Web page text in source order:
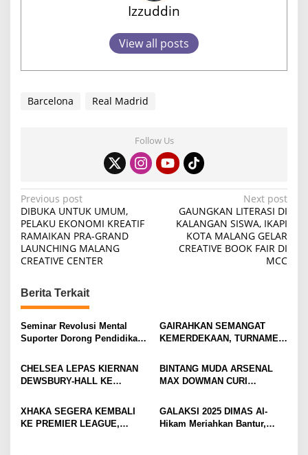
Izzuddin
View all posts
Barcelona Real Madrid
Follow Us
P
o
s
t
a
v
i
a
i
o
Previous post
DIBUKA UNTUK UMUM,
PELAKU EKONOMI KREATIF
RAMAIKAN PRA-GRAND
LAUNCHING MALANG
CREATIVE CENTER
Next post
GAUNGKAN LITERASI DI
KALANGAN SISWA, IKAPI
KOTA MALANG GELAR
CREATIVE BOOK FAIR DI
MCC
Berita Terkait
Seminar Revolusi Mental
Suporter Dorong Pendidikan
GAIRAHKAN SEMANGAT
KEMERDEKAAN, TURNAMEN
MOJOKERTO RAYA RESMI
BERGULIR
CHELSEA LEPAS KIERNAN
DEWSBURY-HALL KE
SANG GELANDANG DIMULAI
BINTANG MUDA ARSENAL
MAX DOWMAN CURI
PRAMUSIM ASIA
XHAKA SEGERA KEMBALI
KE PREMIER LEAGUE,
GALAKSI 2025 DIMAS Al-
Hikam Meriahkan Bantur,